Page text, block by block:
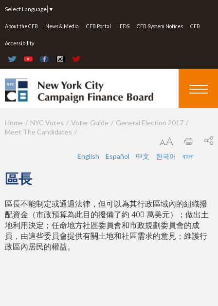
Select Language ▼
About the CFB News & Media CFB Portal IEDS CFB System Notices CFB
Accessibility
Y
a
e
h
e
r
Home NYC Votes Voter Guide
General Election 2017
Meet The Candidates
English Español 中文 한국어 বাংলা
區長
區長不能制定或通過法律，但可以為其行政區域內的組織撥
配資金（市政預算為此目的撥備了約 400 萬美元）；做出土
地利用決定；任命地方社區委員會和市政規劃委員會的成
員，由這些委員會提供有關土地和社區需求的意見；維護行
政區內居民的權益。